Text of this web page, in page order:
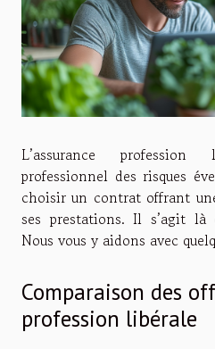
L’assurance
professionnel des risques
choisir un contrat offrant
ses prestations. Il s’agit là
Nous vous y aidons avec
Comparaison des
profession libérale